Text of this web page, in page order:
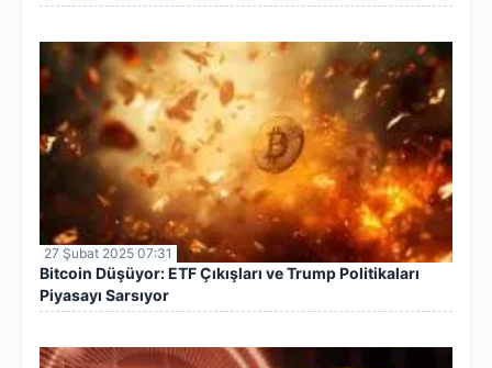
27 Şubat 2025 07:31
Bitcoin Düşüyor: ETF Çıkışları ve Trump Politikaları
Piyasayı Sarsıyor